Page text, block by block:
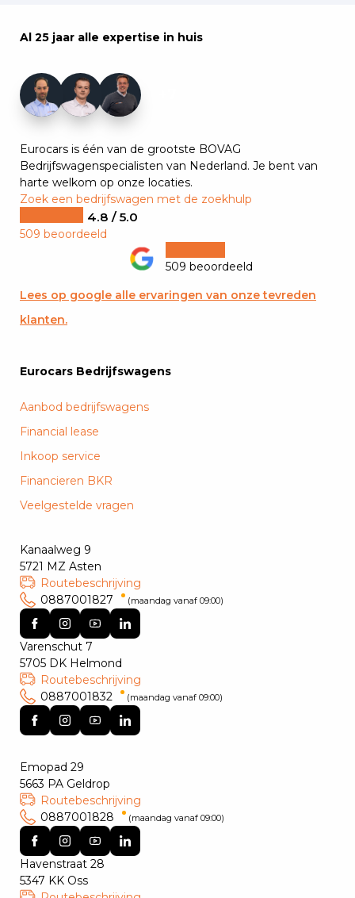
Al 25 jaar alle expertise in huis
Eurocars is één van de grootste BOVAG
Bedrijfswagenspecialisten van Nederland. Je bent van
harte welkom op onze locaties.
Zoek een bedrijfswagen met de zoekhulp
4.8 / 5.0
509 beoordeeld
509 beoordeeld
Lees op google alle ervaringen van onze tevreden
klanten.
Eurocars Bedrijfswagens
Aanbod bedrijfswagens
Financial lease
Inkoop service
Financieren BKR
Veelgestelde vragen
Kanaalweg 9
5721 MZ Asten
Routebeschrijving
0887001827
(maandag vanaf 09:00)
Varenschut 7
5705 DK Helmond
Routebeschrijving
0887001832
(maandag vanaf 09:00)
Emopad 29
5663 PA Geldrop
Routebeschrijving
0887001828
(maandag vanaf 09:00)
Havenstraat 28
5347 KK Oss